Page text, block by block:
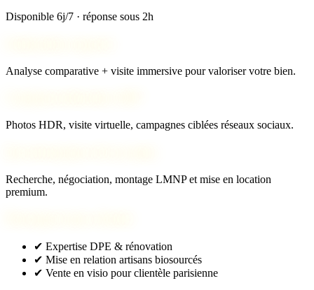
Disponible 6j/7 · réponse sous 2h
Analyse comparative + visite immersive pour valoriser votre bien.
Photos HDR, visite virtuelle, campagnes ciblées réseaux sociaux.
Recherche, négociation, montage LMNP et mise en location
premium.
✔ Expertise DPE & rénovation
✔ Mise en relation artisans biosourcés
✔ Vente en visio pour clientèle parisienne